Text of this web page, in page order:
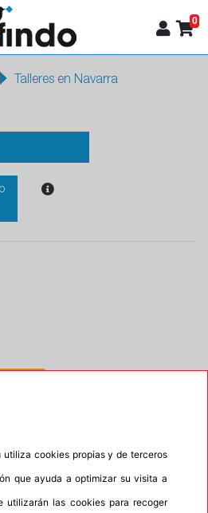
0
Talleres en Navarra
utiliza cookies propias y de terceros
que ayuda a optimizar su visita a
utilizarán las cookies para recoger